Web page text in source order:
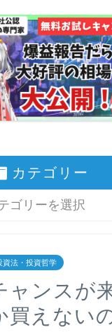
カテゴリー
資法・投資哲学
ャンスが
買えない